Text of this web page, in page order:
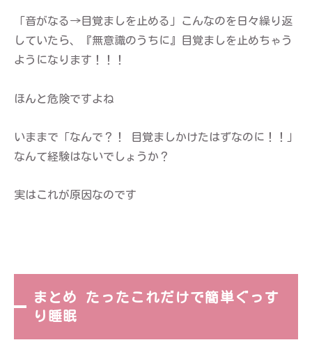
「音がなる→目覚ましを止める」こんなのを日々繰り返
していたら、『無意識のうちに』目覚ましを止めちゃう
ようになります！！！
ほんと危険ですよね
いままで「なんで？！ 目覚ましかけたはずなのに！！」
なんて経験はないでしょうか？
実はこれが原因なのです
まとめ たったこれだけで簡単ぐっす
り睡眠